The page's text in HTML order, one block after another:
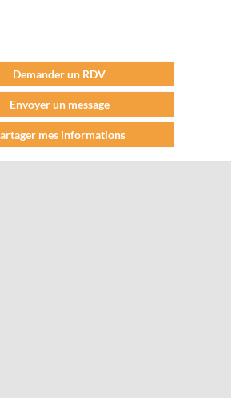
Demander un RDV
Envoyer un message
mes informations